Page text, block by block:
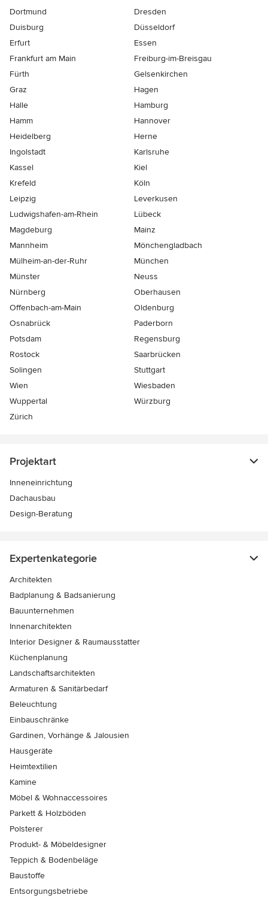
Dortmund
Dresden
Duisburg
Düsseldorf
Erfurt
Essen
Frankfurt am Main
Freiburg-im-Breisgau
Fürth
Gelsenkirchen
Graz
Hagen
Halle
Hamburg
Hamm
Hannover
Heidelberg
Herne
Ingolstadt
Karlsruhe
Kassel
Kiel
Krefeld
Köln
Leipzig
Leverkusen
Ludwigshafen-am-Rhein
Lübeck
Magdeburg
Mainz
Mannheim
Mönchen­gladbach
Mülheim-an-der-Ruhr
München
Münster
Neuss
Nürnberg
Oberhausen
Offenbach-am-Main
Oldenburg
Osnabrück
Paderborn
Potsdam
Regensburg
Rostock
Saarbrücken
Solingen
Stuttgart
Wien
Wiesbaden
Wuppertal
Würzburg
Zürich
Projektart
Inneneinrichtung
Dachausbau
Design-Beratung
Expertenkategorie
Architekten
Badplanung & Badsanierung
Bauunternehmen
Innenarchitekten
Interior Designer & Raumausstatter
Küchenplanung
Landschaftsarchitekten
Armaturen & Sanitärbedarf
Beleuchtung
Einbauschränke
Gardinen, Vorhänge & Jalousien
Hausgeräte
Heimtextilien
Kamine
Möbel & Wohnaccessoires
Parkett & Holzböden
Polsterer
Produkt- & Möbeldesigner
Teppich & Bodenbeläge
Baustoffe
Entsorgungsbetriebe